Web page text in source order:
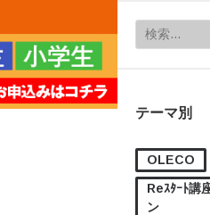
検索:
テーマ別
OLECO
Reｽﾀｰﾄ講
ン